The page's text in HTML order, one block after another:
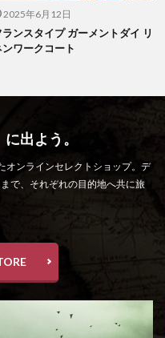
2025年6月12日
ランスタイプ ガーメントダイ リ
ンワークコート
出よう。
オンラインセレクトショップ。デ
で、それぞれの目的地へ共に旅